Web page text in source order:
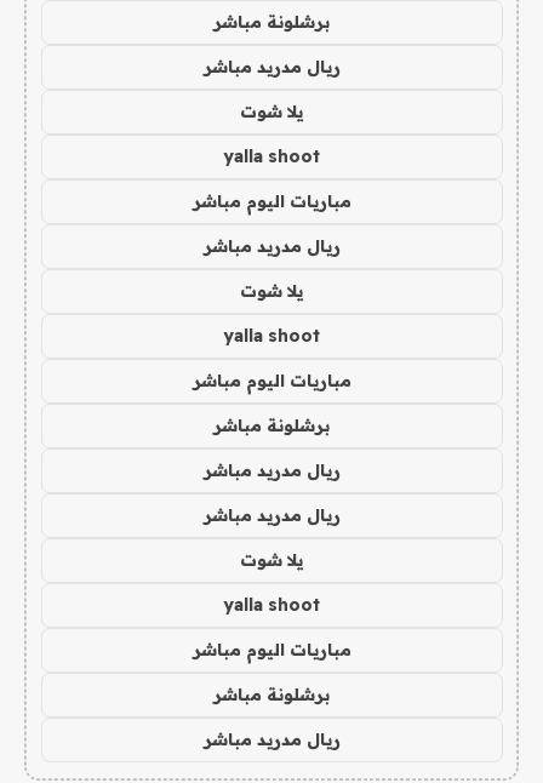
برشلونة مباشر
ريال مدريد مباشر
يلا شوت
yalla shoot
مباريات اليوم مباشر
ريال مدريد مباشر
يلا شوت
yalla shoot
مباريات اليوم مباشر
برشلونة مباشر
ريال مدريد مباشر
ريال مدريد مباشر
يلا شوت
yalla shoot
مباريات اليوم مباشر
برشلونة مباشر
ريال مدريد مباشر